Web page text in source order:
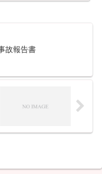
故報告書